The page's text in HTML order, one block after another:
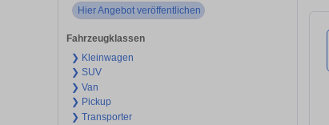
Hier Angebot veröffentlichen
Fahrzeugklassen
❯ Kleinwagen
❯ SUV
❯ Van
❯ Pickup
❯ Transporter